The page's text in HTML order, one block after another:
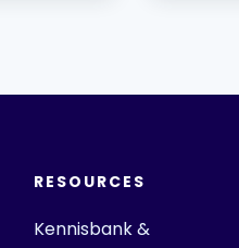
RESOURCES
Kennisbank &